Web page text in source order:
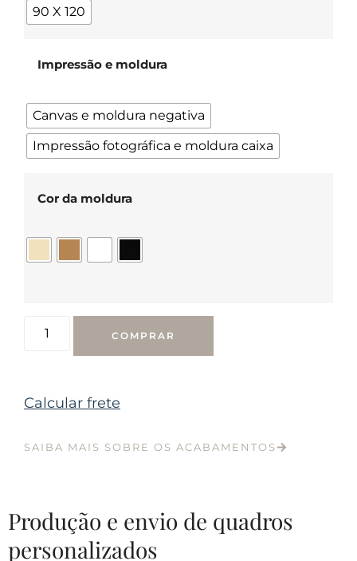
90 X 120
Impressão e moldura
Canvas e moldura negativa
Impressão fotográfica e moldura caixa
Cor da moldura
COMPRAR
Calcular frete
SAIBA MAIS SOBRE OS ACABAMENTOS
Produção e envio de quadros
personalizados